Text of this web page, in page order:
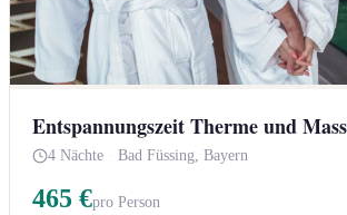
Entspannungszeit Therme und
4 Nächte · Bad Füssing, Bayern
465 €pro Person